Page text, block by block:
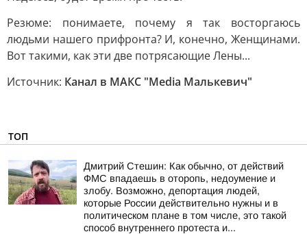
Резюме: понимаете, почему я так восторгаюсь
людьми нашего прифронта? И, конечно, Женщинами.
Вот такими, как эти две потрясающие Лены...
Источник: Канал в МАКС "Media Малькевич"
ТОП
Дмитрий Стешин: Как обычно, от действий
ФМС впадаешь в оторопь, недоумение и
злобу. Возможно, депортация людей,
которые России действительно нужны и в
политическом плане в том числе, это такой
способ внутреннего протеста и...